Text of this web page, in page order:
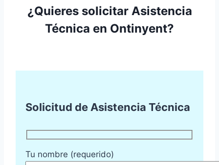
¿Quieres solicitar Asistencia
Técnica en Ontinyent?
Solicitud de Asistencia Técnica
Tu nombre (requerido)